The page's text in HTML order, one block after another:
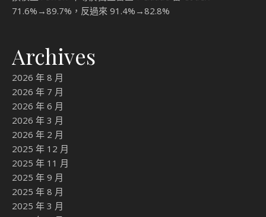
71.6%→89.7%，反過來 91.4%→82.8%
Archives
2026 年 8 月
2026 年 7 月
2026 年 6 月
2026 年 3 月
2026 年 2 月
2025 年 12 月
2025 年 11 月
2025 年 9 月
2025 年 8 月
2025 年 3 月